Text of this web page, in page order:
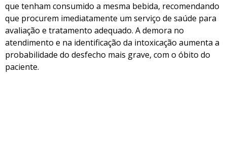
que tenham consumido a mesma bebida, recomendando
que procurem imediatamente um serviço de saúde para
avaliação e tratamento adequado. A demora no
atendimento e na identificação da intoxicação aumenta a
probabilidade do desfecho mais grave, com o óbito do
paciente.